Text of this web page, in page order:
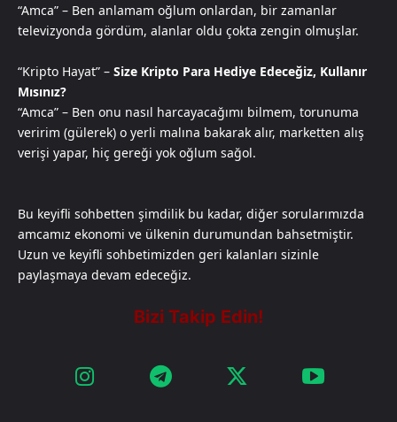
“Amca” – Ben anlamam oğlum onlardan, bir zamanlar
televizyonda gördüm, alanlar oldu çokta zengin olmuşlar.
“Kripto Hayat” – Size Kripto Para Hediye Edeceğiz, Kullanır
Mısınız?
“Amca” – Ben onu nasıl harcayacağımı bilmem, torunuma
veririm (gülerek) o yerli malına bakarak alır, marketten alış
verişi yapar, hiç gereği yok oğlum sağol.
Bu keyifli sohbetten şimdilik bu kadar, diğer sorularımızda
amcamız ekonomi ve ülkenin durumundan bahsetmiştir.
Uzun ve keyifli sohbetimizden geri kalanları sizinle
paylaşmaya devam edeceğiz.